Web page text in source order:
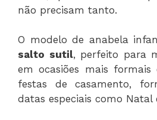
não precisam tanto.
O modelo de anabela
salto sutil, perfeito para
em ocasiões mais formais
festas de casamento,
datas especiais como Natal